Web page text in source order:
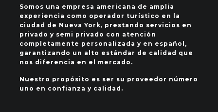
Somos una empresa americana de amplia
experiencia como operador turístico en la
ciudad de Nueva York, prestando servicios en
privado y semi privado con atención
completamente personalizada y en español,
garantizando un alto estándar de calidad que
nos diferencia en el mercado.
Nuestro propósito es ser su proveedor número
uno en confianza y calidad.